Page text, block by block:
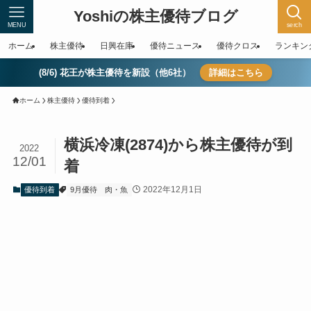
Yoshiの株主優待ブログ serch
MENU
ホーム 株主優待 日興在庫 優待ニュース 優待クロス ランキン
(8/6) 花王が株主優待を新設（他6社） 詳細はこちら
ホーム 株主優待 優待到着
横浜冷凍(2874)から株主優待が到
着
2022
12/01
優待到着 9月優待 肉・魚 2022年12月1日